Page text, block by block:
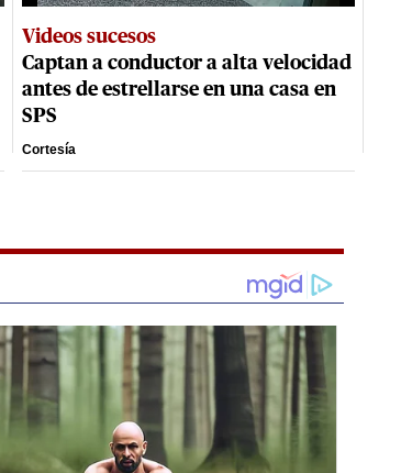
Videos sucesos
Captan a conductor a alta velocidad
antes de estrellarse en una casa en
SPS
Cortesía